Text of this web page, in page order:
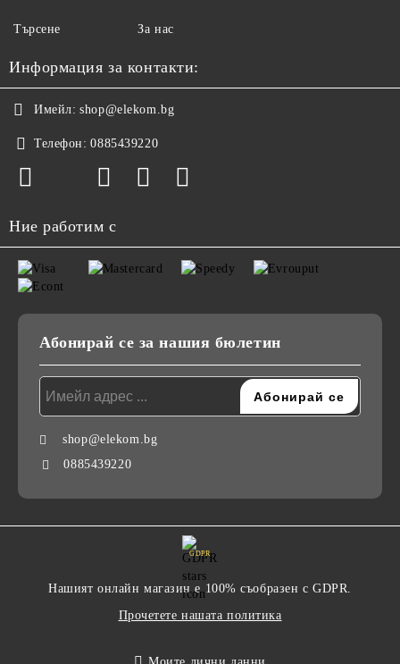
Търсене За нас
Информация за контакти:
Имейл: shop@elekom.bg
Телефон: 0885439220
Ние работим с
Абонирай се за нашия бюлетин
shop@elekom.bg
0885439220
GDPR
Нашият онлайн магазин е 100% съобразен с GDPR.
Прочетете нашата политика